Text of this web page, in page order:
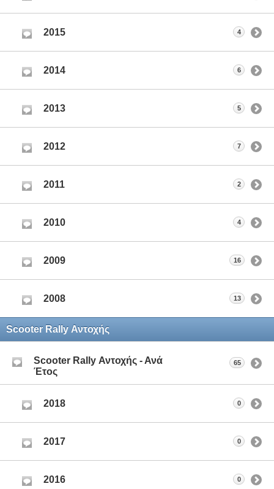
2015 4
2014 6
2013 5
2012 7
2011 2
2010 4
2009 16
2008 13
Scooter Rally Αντοχής
Scooter Rally Αντοχής - Ανά
Έτος
65
2018 0
2017 0
2016 0